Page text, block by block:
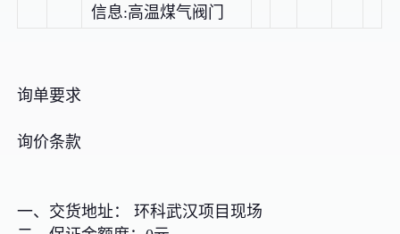
信息:高温煤气阀门
询单要求
询价条款
一、交货地址： 环科武汉项目现场